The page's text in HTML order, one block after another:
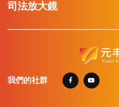
司法放大鏡
我們的社群